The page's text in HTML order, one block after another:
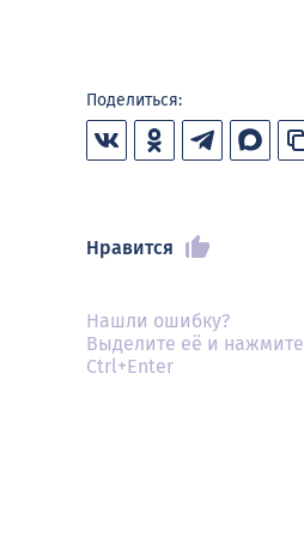
Поделиться:
Нравится
Нашли ошибку?
Выделите её и нажмите
Ctrl+Enter